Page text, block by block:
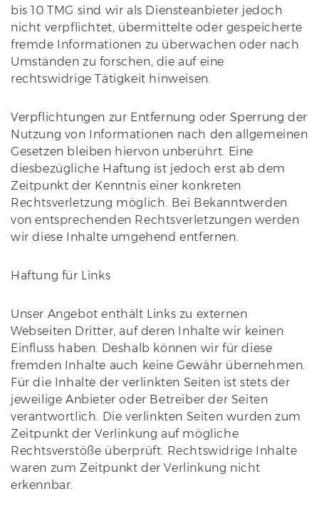
bis 10 TMG sind wir als Diensteanbieter jedoch
nicht verpflichtet, übermittelte oder gespeicherte
fremde Informationen zu überwachen oder nach
Umständen zu forschen, die auf eine
rechtswidrige Tätigkeit hinweisen.
Verpflichtungen zur Entfernung oder Sperrung der
Nutzung von Informationen nach den allgemeinen
Gesetzen bleiben hiervon unberührt. Eine
diesbezügliche Haftung ist jedoch erst ab dem
Zeitpunkt der Kenntnis einer konkreten
Rechtsverletzung möglich. Bei Bekanntwerden
von entsprechenden Rechtsverletzungen werden
wir diese Inhalte umgehend entfernen.
Haftung für Links
Unser Angebot enthält Links zu externen
Webseiten Dritter, auf deren Inhalte wir keinen
Einfluss haben. Deshalb können wir für diese
fremden Inhalte auch keine Gewähr übernehmen.
Für die Inhalte der verlinkten Seiten ist stets der
jeweilige Anbieter oder Betreiber der Seiten
verantwortlich. Die verlinkten Seiten wurden zum
Zeitpunkt der Verlinkung auf mögliche
Rechtsverstöße überprüft. Rechtswidrige Inhalte
waren zum Zeitpunkt der Verlinkung nicht
erkennbar.